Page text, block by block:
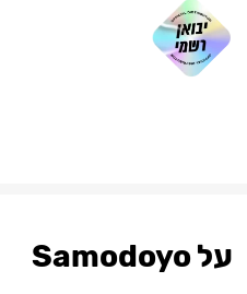
על Samodoyo